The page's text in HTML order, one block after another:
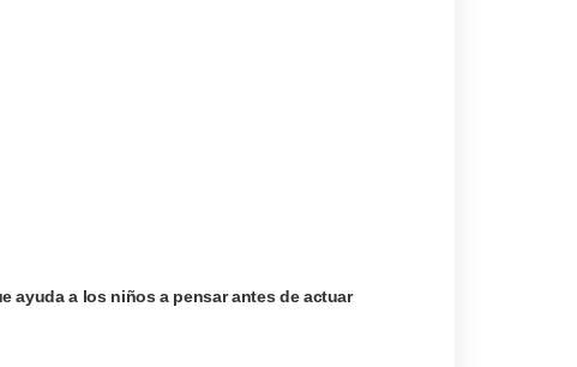
ayuda a los niños a pensar antes de actuar